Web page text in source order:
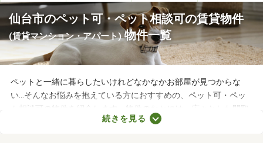
仙台市のペット可・ペット相談可の賃貸物件
(賃貸マンション・アパート)物件一覧
ペットと一緒に暮らしたいけれどなかなかお部屋が見つからな
い…そんなお悩みを抱えている方におすすめの、ペット可・ペッ
ト相談可の物件を紹介します。物件のなかには、広々とした間取
りや新しい設備を備えているお部屋もあります。人とペットが安
続きを見る